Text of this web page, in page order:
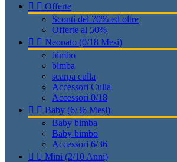
  Offerte
Sconti del 70% ed oltre
Offerte al 50%
  Neonato (0/18 Mesi)
bimbo
bimba
scarpa culla
Accessori Culla
Accessori 0/18
  Baby (6/36 Mesi)
Baby bimba
Baby bimbo
Accessori 6/36
  Mini (2/10 Anni)